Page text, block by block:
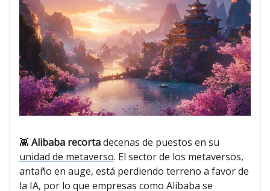
👾 Alibaba recortadecenas de puestos en su
unidad de metaverso. El sector de los metaversos,
antaño en auge, está perdiendo terreno a favor de
la IA, por lo que empresas como Alibaba se